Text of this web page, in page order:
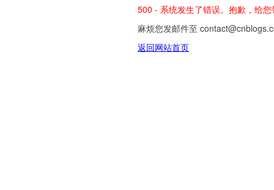
500 - 系统发生了错误。抱歉，给
麻烦您发邮件至
返回网站首页